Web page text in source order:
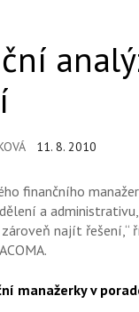
11. 8. 2010
finančního
a
najít řešení,“
manažerky v